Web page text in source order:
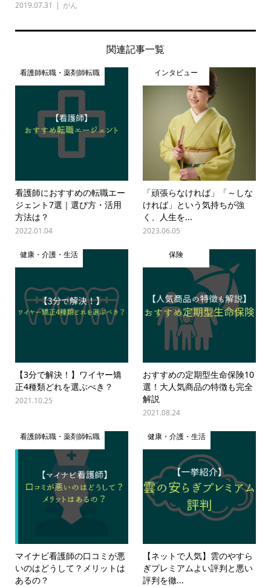
2019.07.31 がん
関連記事一覧
看護師転職・薬剤師転職
看護師におすすめの転職エー
ジェント7選｜選び方・活用
方法は？
2022.01.04
インタビュー
「頑張らなければ」「～しな
ければ」という気持ちが強
く、人生を...
2023.06.05
健康・介護・生活
【3分で解決！】ワイヤー矯
正4種類どれを選ぶべき？
2021.10.25
保険
おすすめの定期型生命保険10
選！大人気商品の特徴も完全
解説
2021.08.24
看護師転職・薬剤師転職
マイナビ看護師の口コミが悪
いのはどうして？メリットは
あるの？
健康・介護・生活
【ネットで人気】雲のやすら
ぎプレミアムよい評判と悪い
評判を徹...